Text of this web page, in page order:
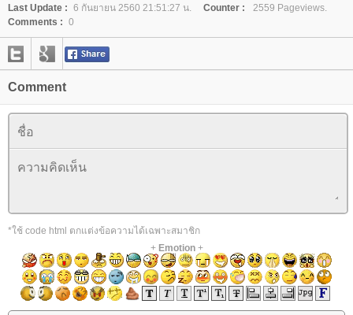
Last Update : 6 กันยายน 2560 21:51:27 น. Counter :
2559 Pageviews.
Comments : 0
Comment
*ใช้ code html ตกแต่งข้อความได้เฉพาะสมาชิก
+ Emotion+